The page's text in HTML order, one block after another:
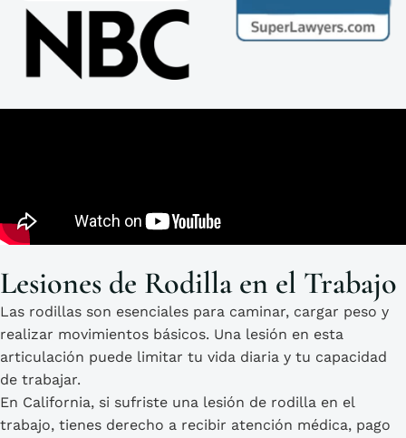
Lesiones de Rodilla en el Trabajo
Las rodillas son esenciales para caminar, cargar peso y
realizar movimientos básicos. Una lesión en esta
articulación puede limitar tu vida diaria y tu capacidad
de trabajar.
En California, si sufriste una lesión de rodilla en el
trabajo, tienes derecho a recibir atención médica, pago